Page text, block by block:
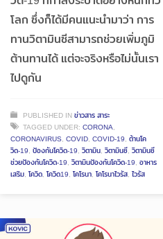
โลก ซึ่งก็ได้มีคนแนะนำมาว่า การ
ทานวิตามินซีสามารถช่วยเพิ่มภูมิ
ต้านทานได้ แต่จะจริงหรือไม่นั้นเรา
ไปดูกัน
PUBLISHED INข่าวสาร สาระ
TAGGED UNDER: CORONA,
CORONAVIRUS, COVID, COVID-19, ต้านโค
วิด-19, ป้องกันโควิด-19, วิตามิน, วิตามินซี, วิตามินซี
ช่วยป้องกันโควิด-19, วิตามินป้องกันโควิด-19, อาหาร
เสริม, โควิด, โควิด19, โคโรนา, โคโรนาไวรัส, ไวรัส